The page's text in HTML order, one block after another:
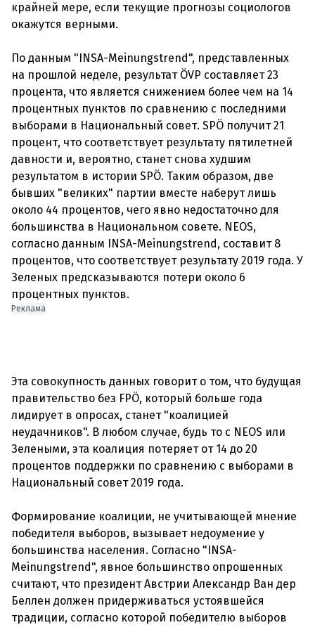
крайней мере, если текущие прогнозы социологов
окажутся верными.
По данным "INSA-Meinungstrend", представленных
на прошлой неделе, результат ÖVP составляет 23
процента, что является снижением более чем на 14
процентных пунктов по сравнению с последними
выборами в Национальный совет. SPÖ получит 21
процент, что соответствует результату пятилетней
давности и, вероятно, станет снова худшим
результатом в истории SPÖ. Таким образом, две
бывших "великих" партии вместе наберут лишь
около 44 процентов, чего явно недостаточно для
большинства в Национальном совете. NEOS,
согласно данным INSA-Meinungstrend, составит 8
процентов, что соответствует результату 2019 года. У
Зеленых предсказываются потери около 6
процентных пунктов.
Реклама
Эта совокупность данных говорит о том, что будущая
правительство без FPÖ, который больше года
лидирует в опросах, станет "коалицией
неудачников". В любом случае, будь то с NEOS или
Зелеными, эта коалиция потеряет от 14 до 20
процентов поддержки по сравнению с выборами в
Национальный совет 2019 года.
Формирование коалиции, не учитывающей мнение
победителя выборов, вызывает недоумение у
большинства населения. Согласно "INSA-
Meinungstrend", явное большинство опрошенных
считают, что президент Австрии Александр Ван дер
Беллен должен придерживаться устоявшейся
традиции, согласно которой победителю выборов